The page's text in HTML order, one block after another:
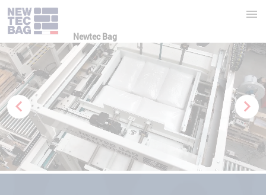
Newtec Bag